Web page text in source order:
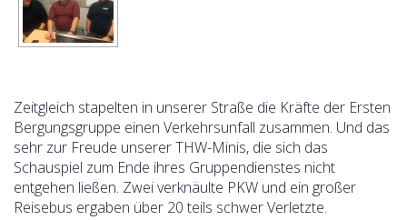
Zeitgleich stapelten in unserer Straße die Kräfte der Ersten
Bergungsgruppe einen Verkehrsunfall zusammen. Und das
sehr zur Freude unserer THW-Minis, die sich das
Schauspiel zum Ende ihres Gruppendienstes nicht
entgehen ließen. Zwei verknäulte PKW und ein großer
Reisebus ergaben über 20 teils schwer Verletzte.